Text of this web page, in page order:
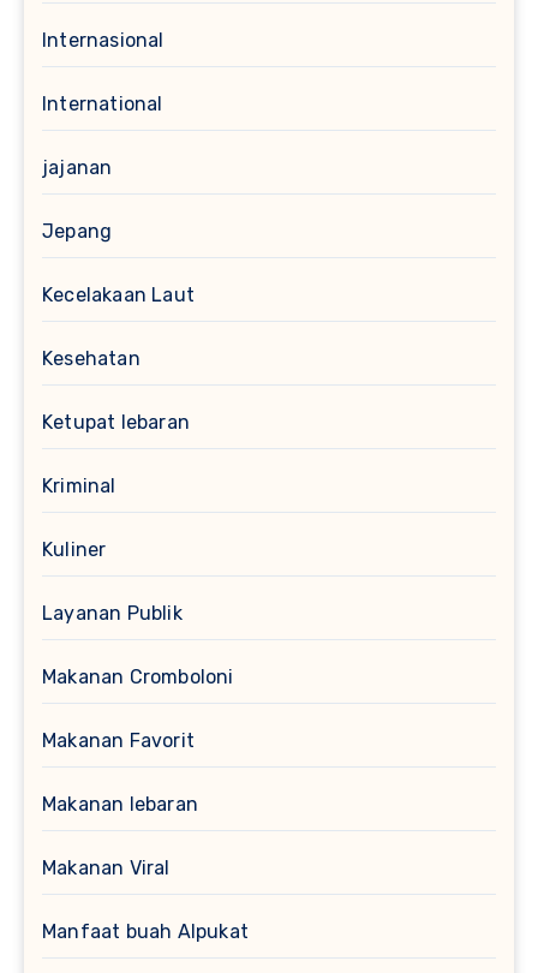
Internasional
International
jajanan
Jepang
Kecelakaan Laut
Kesehatan
Ketupat lebaran
Kriminal
Kuliner
Layanan Publik
Makanan Cromboloni
Makanan Favorit
Makanan lebaran
Makanan Viral
Manfaat buah Alpukat